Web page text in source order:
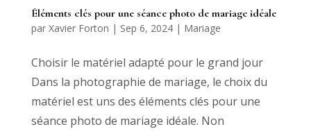
Éléments clés pour une séance photo de mariage idéale
par Xavier Forton | Sep 6, 2024| Mariage
Choisir le matériel adapté pour le grand jour
Dans la photographie de mariage, le choix du
matériel est uns des éléments clés pour une
séance photo de mariage idéale. Non